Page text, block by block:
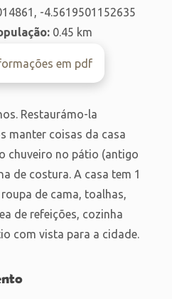
-4.5619501152635
0.45 km
em pdf
Restaurámo-la
manter coisas da casa
chuveiro no pátio (antigo
de costura. A casa tem 1
de cama, toalhas,
de refeições, cozinha
com vista para a cidade.